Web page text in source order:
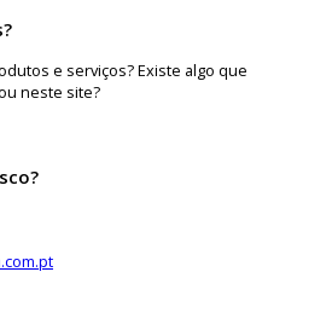
e serviços? Existe algo que
neste site?